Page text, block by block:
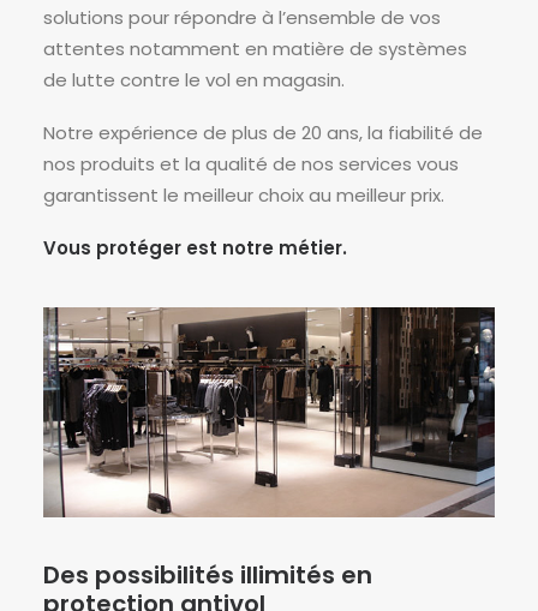
solutions pour répondre à l’ensemble de vos
attentes notamment en matière de systèmes
de lutte contre le vol en magasin.
Notre expérience de plus de 20 ans, la fiabilité de
nos produits et la qualité de nos services vous
garantissent le meilleur choix au meilleur prix.
Vous protéger est notre métier.
Des possibilités illimités en
protection antivol